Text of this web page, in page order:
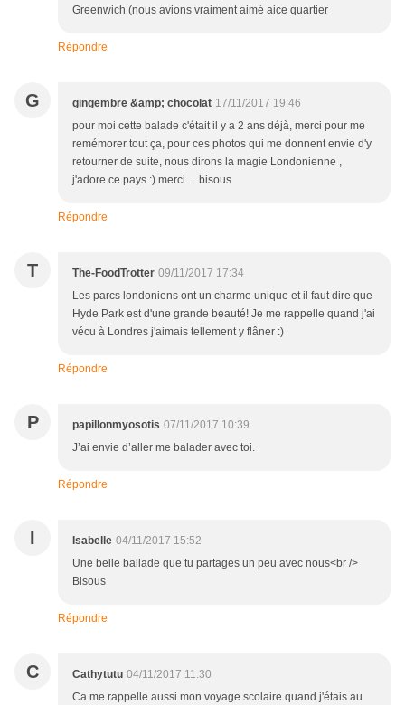
Greenwich (nous avions vraiment aimé aice quartier
Répondre
G gingembre &amp; chocolat 17/11/2017 19:46
pour moi cette balade c'était il y a 2 ans déjà, merci pour me
remémorer tout ça, pour ces photos qui me donnent envie d'y
retourner de suite, nous dirons la magie Londonienne ,
j'adore ce pays :) merci ... bisous
Répondre
T The-FoodTrotter 09/11/2017 17:34
Les parcs londoniens ont un charme unique et il faut dire que
Hyde Park est d'une grande beauté! Je me rappelle quand j'ai
vécu à Londres j'aimais tellement y flâner :)
Répondre
P papillonmyosotis 07/11/2017 10:39
J’ai envie d’aller me balader avec toi.
Répondre
I Isabelle 04/11/2017 15:52
Une belle ballade que tu partages un peu avec nous<br />
Bisous
Répondre
C Cathytutu 04/11/2017 11:30
Ca me rappelle aussi mon voyage scolaire quand j'étais au